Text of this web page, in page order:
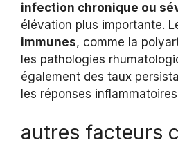
infection chronique ou
élévation plus importante.
immunes, comme la
les pathologies
également des taux
les réponses
autres facteurs